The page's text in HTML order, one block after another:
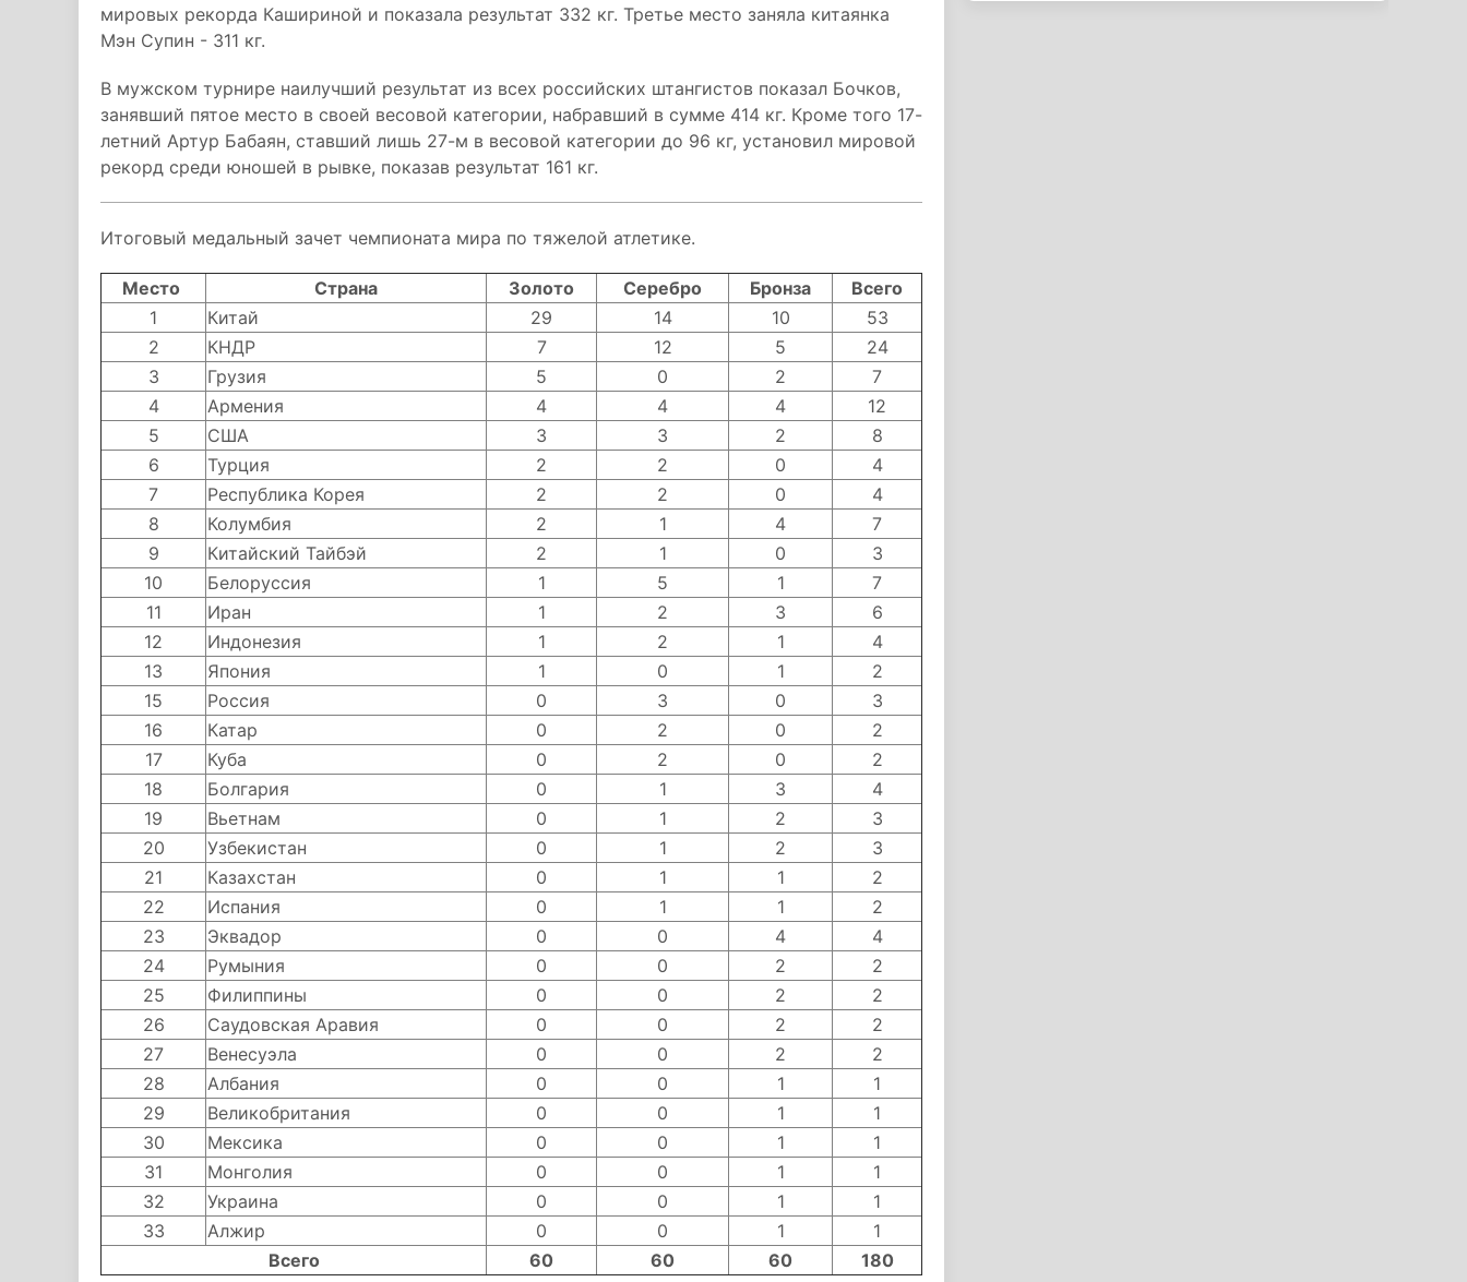
мировых рекорда Кашириной и показала результат 332 кг. Третье место заняла китаянка
Мэн Супин - 311 кг.
В мужском турнире наилучший результат из всех российских штангистов показал Бочков,
занявший пятое место в своей весовой категории, набравший в сумме 414 кг. Кроме того 17-
летний Артур Бабаян, ставший лишь 27-м в весовой категории до 96 кг, установил мировой
рекорд среди юношей в рывке, показав результат 161 кг.
Итоговый медальный зачет чемпионата мира по тяжелой атлетике.
Место Страна Золото Серебро Бронза
Всего
1
Китай 29 14 10
53
2
КНДР 7 12 5
24
3
Грузия 5 0 2
7
4
Армения 4 4 4
12
5
США 3 3 2
8
6
Турция 2 2 0
4
7
Республика Корея 2 2 0
4
8
Колумбия 2 1 4
7
9
Китайский Тайбэй 2 1 0
3
10
Белоруссия 1 5 1
7
11
Иран 1 2 3
6
12
Индонезия 1 2 1
4
13
Япония 1 0 1
2
15
Россия 0 3 0
3
16
Катар 0 2 0
2
17
Куба 0 2 0
2
18
Болгария 0 1 3
4
19
Вьетнам 0 1 2
3
20
Узбекистан 0 1 2
3
21
Казахстан 0 1 1
2
22
Испания 0 1 1
2
23
Эквадор 0 0 4
4
24
Румыния 0 0 2
2
25
Филиппины 0 0 2
2
26
Саудовская Аравия 0 0 2
2
27
Венесуэла 0 0 2
2
28
Албания 0 0 1
1
29
Великобритания 0 0 1
1
30
Мексика 0 0 1
1
31
Монголия 0 0 1
1
32
Украина 0 0 1
1
33
Алжир 0 0 1
1
Всего
60 60 60 180